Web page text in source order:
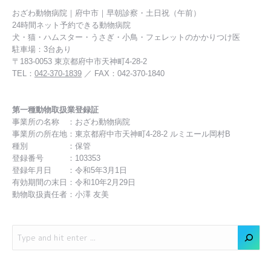
おざわ動物病院｜府中市｜早朝診察・土日祝（午前）
24時間ネット予約できる動物病院
犬・猫・ハムスター・うさぎ・小鳥・フェレットのかかりつけ医
駐車場：3台あり
〒183-0053 東京都府中市天神町4-28-2
TEL： 042-370-1839 ／ FAX：042-370-1840
第一種動物取扱業登録証
事業所の名称 ：おざわ動物病院
事業所の所在地：東京都府中市天神町4-28-2 ルミエール岡村B
種別 ：保管
登録番号 ：103353
登録年月日 ：令和5年3月1日
有効期間の末日：令和10年2月29日
動物取扱責任者：小澤 友美